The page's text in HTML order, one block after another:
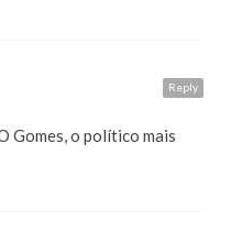
Reply
Gomes, o político mais